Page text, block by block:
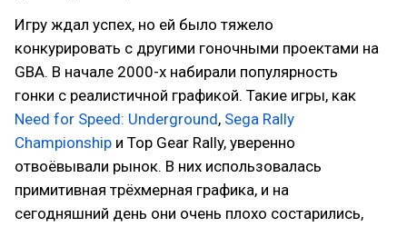
Игру ждал успех, но ей было тяжело
конкурировать с другими гоночными проектами на
GBA. В начале 2000-х набирали популярность
гонки с реалистичной графикой. Такие игры, как
Need for Speed: Underground, Sega Rally
Championship и Top Gear Rally, уверенно
отвоёвывали рынок. В них использовалась
примитивная трёхмерная графика, и на
сегодняшний день они очень плохо состарились,